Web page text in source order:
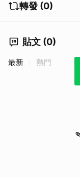
轉發 (0)
貼文 (0)
最新 熱門